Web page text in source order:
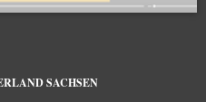
SACHSEN